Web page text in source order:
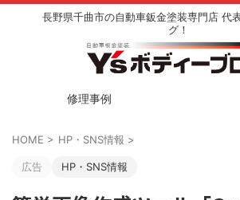
長野県千曲市の自動車鈑金塗装専門店 代
グ！
修理事例
HOME > HP・SNS情報 >
広告 HP・SNS情報